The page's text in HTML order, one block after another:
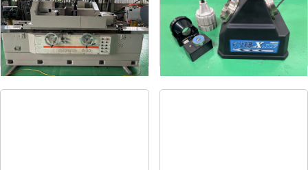
メーカー シギヤ精機
形 式GP-30B-100H
年 式1991
メーカー ニシガキ
形 式ドリ研Xシンニング
式-